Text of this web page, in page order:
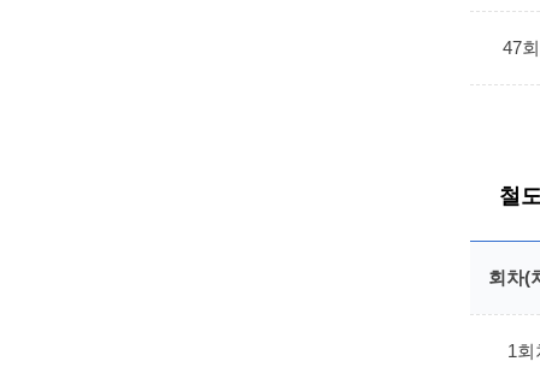
47
철
회차(
1회